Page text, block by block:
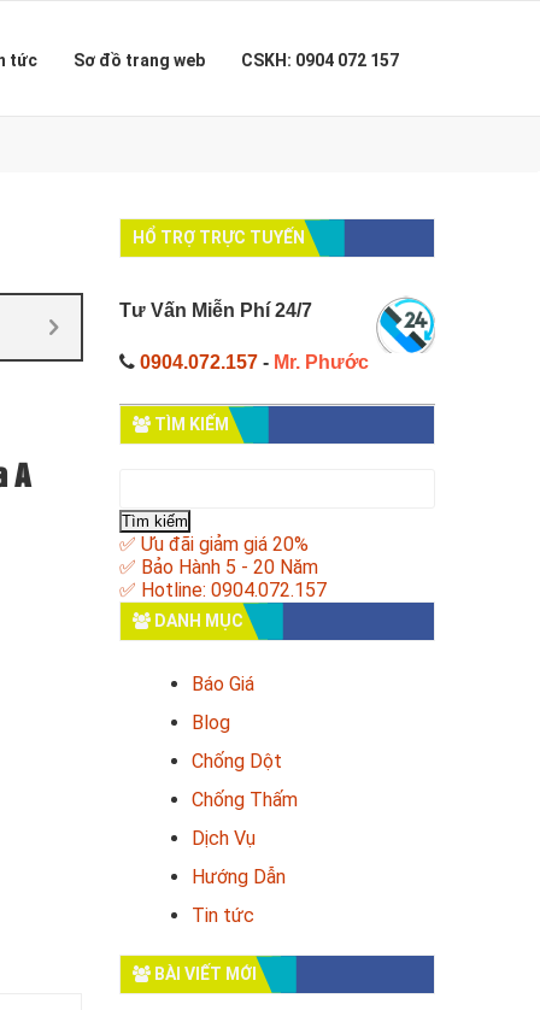
tức Sơ đồ trang web CSKH: 0904 072 157
A
HỔ TRỢ TRỰC TUYẾN
Tư Vấn Miễn Phí 24/7
0904.072.157- Mr. Phước
TÌM KIẾM
cho:
✅ Ưu đãi giảm giá 20%
✅ Bảo Hành 5 - 20 Năm
✅ Hotline: 0904.072.157
DANH MỤC
Báo Giá
Blog
Chống Dột
Chống Thấm
Dịch Vụ
Hướng Dẫn
Tin tức
BÀI VIẾT MỚI